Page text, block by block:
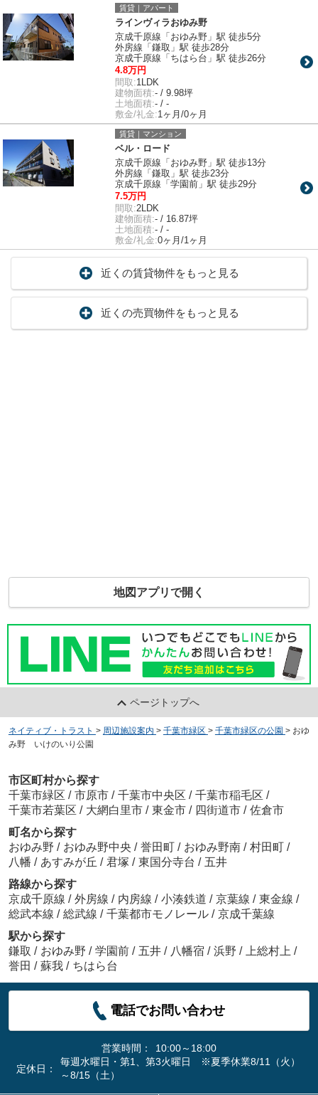
賃貸｜アパート
ラインヴィラおゆみ野
京成千原線「おゆみ野」駅 徒歩5分
外房線「鎌取」駅 徒歩28分
京成千原線「ちはら台」駅 徒歩26分
4.8万円
間取:1LDK
建物面積:- / 9.98坪
土地面積:- / -
敷金/礼金:1ヶ月/0ヶ月
賃貸｜マンション
ベル・ロード
京成千原線「おゆみ野」駅 徒歩13分
外房線「鎌取」駅 徒歩23分
京成千原線「学園前」駅 徒歩29分
7.5万円
間取:2LDK
建物面積:- / 16.87坪
土地面積:- / -
敷金/礼金:0ヶ月/1ヶ月
近くの賃貸物件をもっと見る
近くの売買物件をもっと見る
地図アプリで開く
ページトップへ
ネイティブ・トラスト > 周辺施設案内 > 千葉市緑区 > 千葉市緑区の公園 > おゆ
み野 いけのいり公園
市区町村から探す
千葉市緑区 / 市原市 / 千葉市中央区 / 千葉市稲毛区 /
千葉市若葉区 / 大網白里市 / 東金市 / 四街道市 / 佐倉市
町名から探す
おゆみ野 / おゆみ野中央 / 誉田町 / おゆみ野南 / 村田町 /
八幡 / あすみが丘 / 君塚 / 東国分寺台 / 五井
路線から探す
京成千原線 / 外房線 / 内房線 / 小湊鉄道 / 京葉線 / 東金線 /
総武本線 / 総武線 / 千葉都市モノレール / 京成千葉線
駅から探す
鎌取 / おゆみ野 / 学園前 / 五井 / 八幡宿 / 浜野 / 上総村上 /
誉田 / 蘇我 / ちはら台
電話でお問い合わせ
営業時間：
10:00～18:00
定休日：
毎週水曜日・第1、第3火曜日 ※夏季休業8/11（火）
～8/15（土）